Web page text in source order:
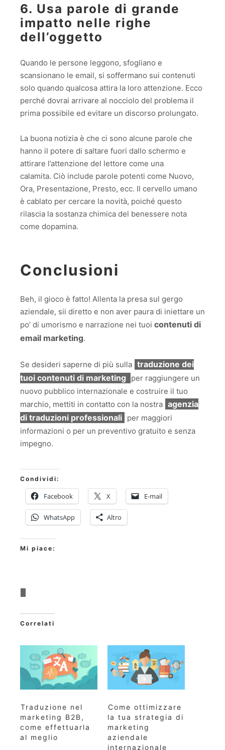
6. Usa parole di grande
impatto nelle righe
dell’oggetto
Quando le persone leggono, sfogliano e
scansionano le email, si soffermano sui contenuti
solo quando qualcosa attira la loro attenzione. Ecco
perché dovrai arrivare al nocciolo del problema il
prima possibile ed evitare un discorso prolungato.
La buona notizia è che ci sono alcune parole che
hanno il potere di saltare fuori dallo schermo e
attirare l’attenzione del lettore come una
calamita. Ciò include parole potenti come Nuovo,
Ora, Presentazione, Presto, ecc. Il cervello umano
è cablato per cercare la novità, poiché questo
rilascia la sostanza chimica del benessere nota
come dopamina.
Conclusioni
Beh, il gioco è fatto! Allenta la presa sul gergo
aziendale, sii diretto e non aver paura di iniettare un
po’ di umorismo e narrazione nei tuoi contenuti di
email marketing.
Se desideri saperne di più sulla traduzione dei
tuoi contenuti di marketing
per raggiungere un
nuovo pubblico internazionale e costruire il tuo
marchio, mettiti in contatto con la nostra agenzia
di traduzioni professionali per maggiori
informazioni o per un preventivo gratuito e senza
impegno.
Condividi:
Facebook X E-mail
WhatsApp Altro
Mi piace:
Correlati
Traduzione nel
marketing B2B,
come effettuarla
al meglio
Come ottimizzare
la tua strategia di
marketing
aziendale
internazionale